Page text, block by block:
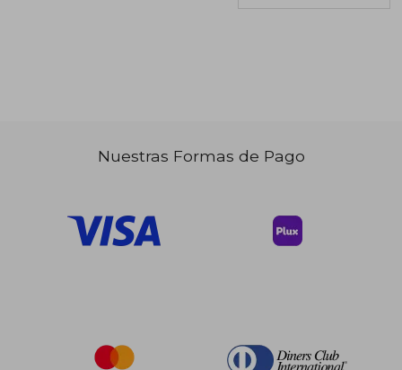
Nuestras Formas de Pago